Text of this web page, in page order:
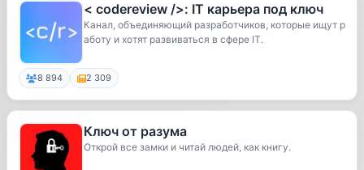
< codereview />: IT карьера под ключ
Канал, объединяющий разработчиков, которые ищут р
аботу и хотят развиваться в сфере IT.
8 894 2 309
Ключ от разума
Открой все замки и читай людей, как книгу.